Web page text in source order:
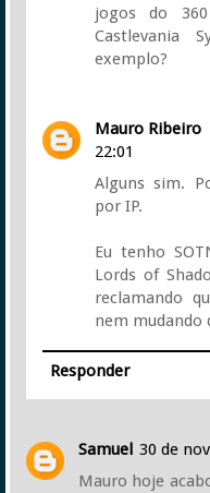
jogos do
Castlevania
exemplo?
Mauro Ribeiro
22:01
Alguns sim.
por IP.
Eu tenho
Lords of
reclamando
nem mudando
Responder
Samuel 30 de
Mauro hoje